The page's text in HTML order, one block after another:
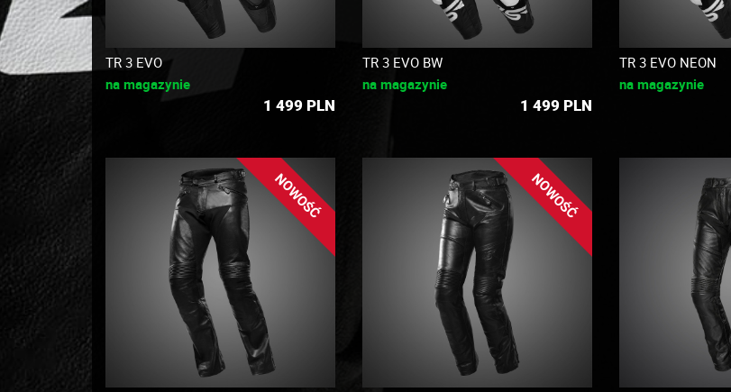
TR 3 EVO
na magazynie
1 499 PLN
TR 3 EVO BW
na magazynie
1 499 PLN
TR 3 EVO NEON
na magazynie
NOWOŚĆ NOWOŚĆ